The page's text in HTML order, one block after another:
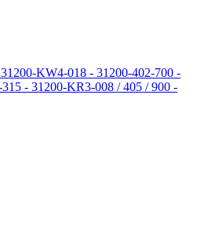
KW4-018 - 31200-402-700 -
- 31200-KR3-008 / 405 / 900 -